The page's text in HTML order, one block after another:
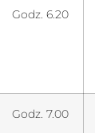
Godz. 6.20
Godz. 7.00